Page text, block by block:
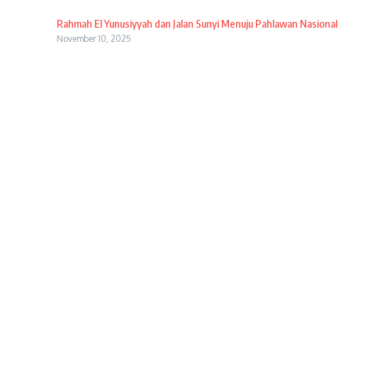
Rahmah El Yunusiyyah dan Jalan Sunyi Menuju Pahlawan Nasional
November 10, 2025